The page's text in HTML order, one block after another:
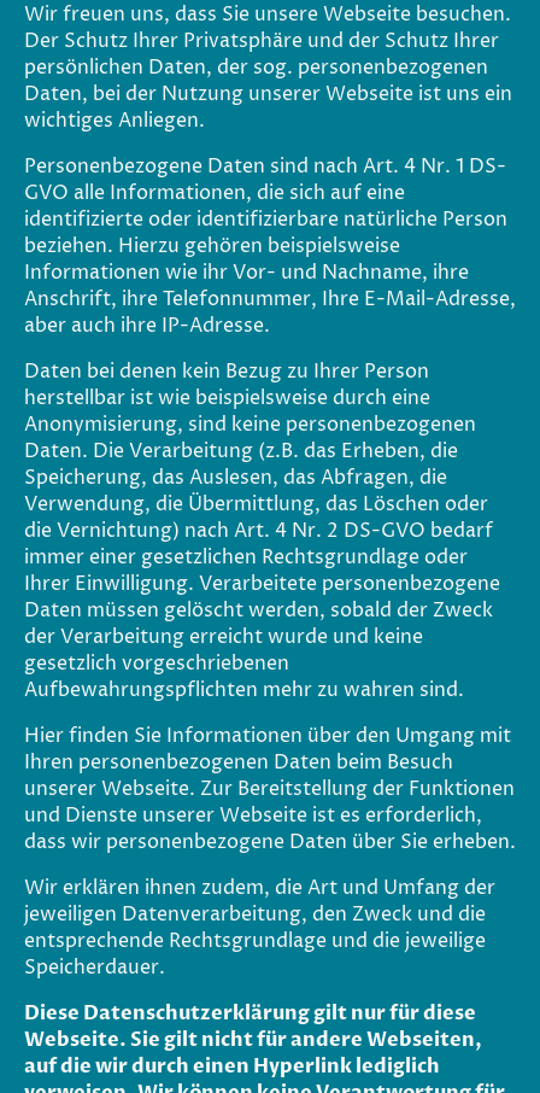
Wir freuen uns, dass Sie unsere Webseite besuchen.
Der Schutz Ihrer Privatsphäre und der Schutz Ihrer
persönlichen Daten, der sog. personenbezogenen
Daten, bei der Nutzung unserer Webseite ist uns ein
wichtiges Anliegen.
Personenbezogene Daten sind nach Art. 4 Nr. 1 DS-
GVO alle Informationen, die sich auf eine
identifizierte oder identifizierbare natürliche Person
beziehen. Hierzu gehören beispielsweise
Informationen wie ihr Vor- und Nachname, ihre
Anschrift, ihre Telefonnummer, Ihre E-Mail-Adresse,
aber auch ihre IP-Adresse.
Daten bei denen kein Bezug zu Ihrer Person
herstellbar ist wie beispielsweise durch eine
Anonymisierung, sind keine personenbezogenen
Daten. Die Verarbeitung (z.B. das Erheben, die
Speicherung, das Auslesen, das Abfragen, die
Verwendung, die Übermittlung, das Löschen oder
die Vernichtung) nach Art. 4 Nr. 2 DS-GVO bedarf
immer einer gesetzlichen Rechtsgrundlage oder
Ihrer Einwilligung. Verarbeitete personenbezogene
Daten müssen gelöscht werden, sobald der Zweck
der Verarbeitung erreicht wurde und keine
gesetzlich vorgeschriebenen
Aufbewahrungspflichten mehr zu wahren sind.
Hier finden Sie Informationen über den Umgang mit
Ihren personenbezogenen Daten beim Besuch
unserer Webseite. Zur Bereitstellung der Funktionen
und Dienste unserer Webseite ist es erforderlich,
dass wir personenbezogene Daten über Sie erheben.
Wir erklären ihnen zudem, die Art und Umfang der
jeweiligen Datenverarbeitung, den Zweck und die
entsprechende Rechtsgrundlage und die jeweilige
Speicherdauer.
Diese Datenschutzerklärung gilt nur für diese
Webseite. Sie gilt nicht für andere Webseiten,
auf die wir durch einen Hyperlink lediglich